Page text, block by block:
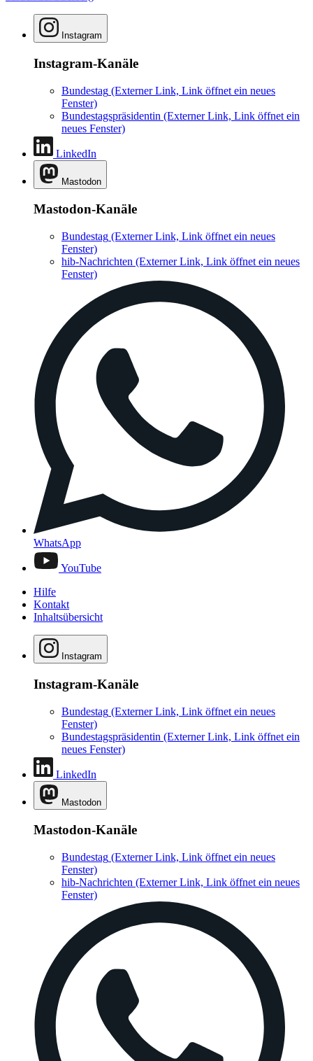
Instagram
Instagram-Kanäle
Bundestag (Externer Link, Link öffnet ein neues
Fenster)
Bundestagspräsidentin (Externer Link, Link öffnet ein
neues Fenster)
LinkedIn
Mastodon
Mastodon-Kanäle
Bundestag (Externer Link, Link öffnet ein neues
Fenster)
hib-Nachrichten (Externer Link, Link öffnet ein neues
Fenster)
WhatsApp
YouTube
Hilfe
Kontakt
Inhaltsübersicht
Instagram
Instagram-Kanäle
Bundestag (Externer Link, Link öffnet ein neues
Fenster)
Bundestagspräsidentin (Externer Link, Link öffnet ein
neues Fenster)
LinkedIn
Mastodon
Mastodon-Kanäle
Bundestag (Externer Link, Link öffnet ein neues
Fenster)
hib-Nachrichten (Externer Link, Link öffnet ein neues
Fenster)